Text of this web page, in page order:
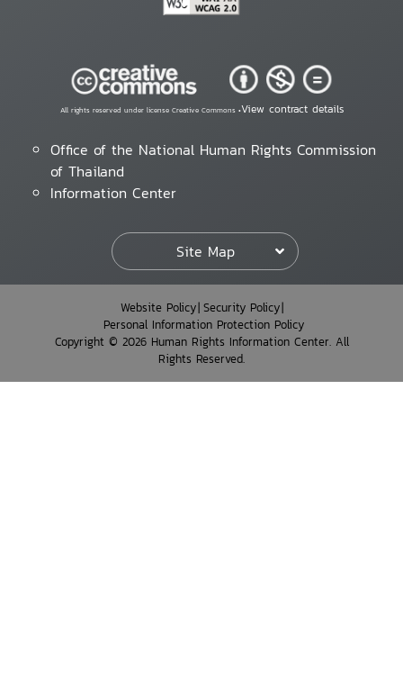
All rights reserved under license Creative Commons •View contract details
Office of the National Human Rights Commission
of Thailand
Information Center
Site Map
Website Policy Security Policy
Personal Information Protection Policy
Copyright © 2026 Human Rights Information Center. All
Rights Reserved.